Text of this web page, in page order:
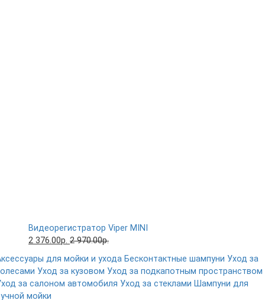
Видеорегистратор Viper MINI
2 376.00р. 2 970.00р.
для мойки и ухода Бесконтактные шампуни Уход за
Уход за кузовом Уход за подкапотным пространством
за салоном автомобиля Уход за стеклами Шампуни для
мойки